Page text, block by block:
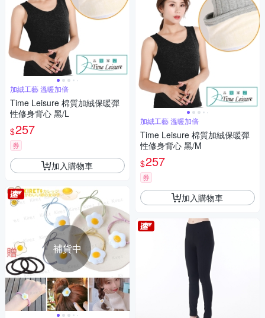
加絨工藝 溫暖加倍
Time Leisure 棉質加絨保暖彈
性修身背心 黑/L
$257
券
加入購物車
補貨中
加絨工藝 溫暖加倍
Time Leisure 棉質加絨保暖彈
性修身背心 黑/M
$257
券
加入購物車